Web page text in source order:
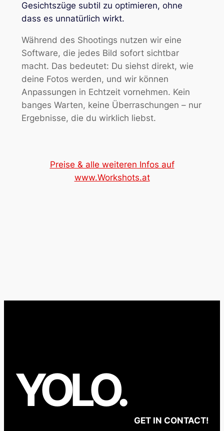
Gesichtszüge subtil zu optimieren, ohne
dass es unnatürlich wirkt.
Während des Shootings nutzen wir eine
Software, die jedes Bild sofort sichtbar
macht. Das bedeutet: Du siehst direkt, wie
deine Fotos werden, und wir können
Anpassungen in Echtzeit vornehmen. Kein
banges Warten, keine Überraschungen – nur
Ergebnisse, die du wirklich liebst.
Preise & alle weiteren Infos auf
www.Workshots.at
YOLO.
GET IN CONTACT!